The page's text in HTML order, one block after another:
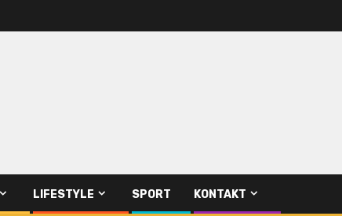
LIFESTYLE SPORT KONTAKT